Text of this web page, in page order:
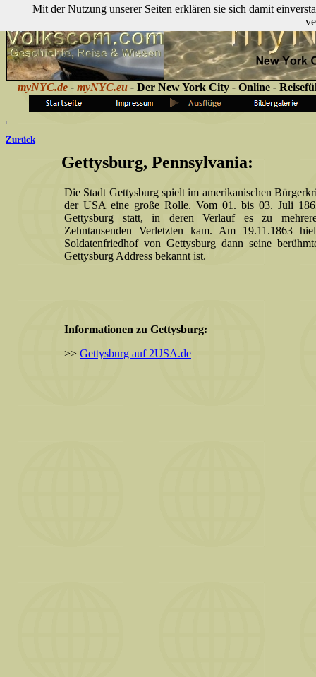
myNYC.de - myNYC.eu - Der New York City - Online -
Zurück
Gettysburg, Pennsylvania:
Die Stadt Gettysburg spielt im amerikanischen
der USA eine große Rolle. Vom 01. bis 03. Juli
Gettysburg statt, in deren Verlauf es zu
Zehntausenden Verletzten kam. Am 19.11.1863
Soldatenfriedhof von Gettysburg dann seine
Gettysburg Address bekannt ist.
Informationen zu Gettysburg:
>> Gettysburg auf 2USA.de
Mit der Nutzung unserer Seiten erklären sie sich damit